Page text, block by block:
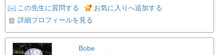
この先生に質問する
お気に入りへ追加する
詳細プロフィールを見る
Bobe